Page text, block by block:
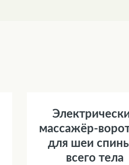
массажёр-
для шеи
всего тела